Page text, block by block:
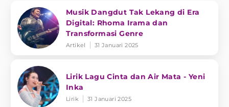
Musik Dangdut Tak Lekang di Era
Digital: Rhoma Irama dan
Transformasi Genre
Artikel 31 Januari 2025
Lirik Lagu Cinta dan Air Mata - Yeni
Inka
Lirik 31 Januari 2025